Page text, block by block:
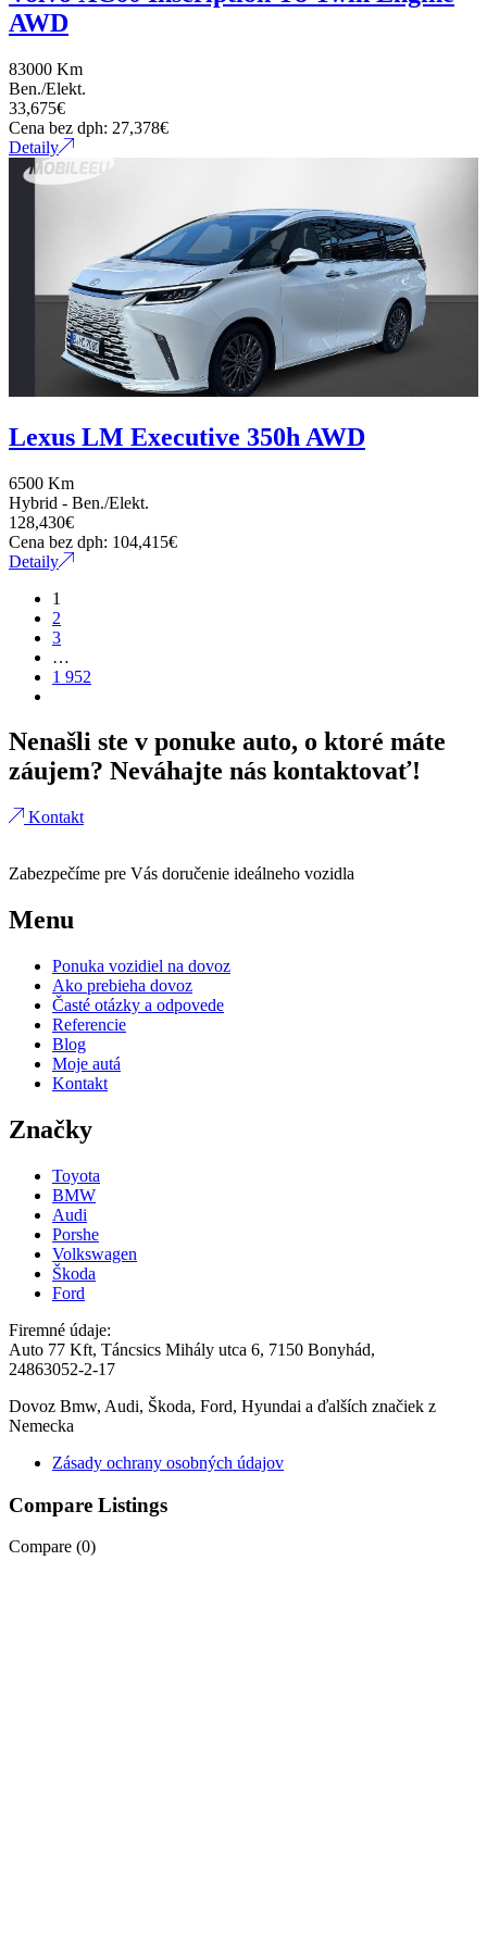
Automatické svetlá
Barová verzia
Bedrová opierka
Bezkľúčové otváranie dverí
Bezkľúčové štartovanie
Bluetooth
Bočné sedenie
Centrálne zamykanie
Chladiaci box
Chladnička
Chrom-paket
COMAND online
Cylinder on Demand
Dažďový senzor
Deliaca stena
Design
Detektor plynu
Diaľkové ovládanie
Doťahovanie dverí
Dotyková obrazovka
Drez
Drive Pilot
Driving assistant
AWD
83000 Km
Ben./Elekt.
33,675€
Cena bez dph: 27,378€
Detaily
Lexus LM Executive 350h AWD
6500 Km
Hybrid - Ben./Elekt.
128,430€
Cena bez dph: 104,415€
Detaily
1
2
3
…
1 952
Nenašli ste v ponuke auto, o ktoré máte
záujem? Neváhajte nás kontaktovať!
Kontakt
Zabezpečíme pre Vás doručenie ideálneho vozidla
Menu
Ponuka vozidiel na dovoz
Ako prebieha dovoz
Časté otázky a odpovede
Referencie
Blog
Moje autá
Kontakt
Značky
Toyota
BMW
Audi
Porshe
Volkswagen
Škoda
Ford
Firemné údaje:
Auto 77 Kft, Táncsics Mihály utca 6, 7150 Bonyhád,
24863052-2-17
Dovoz Bmw, Audi, Škoda, Ford, Hyundai a ďalších značiek z
Nemecka
Zásady ochrany osobných údajov
Compare Listings
Compare (0)